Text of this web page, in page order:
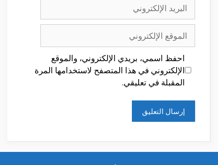
الإلكتروني
الإلكتروني
احفظ اسمي، بريدي الإلكتروني، والموقع
الإلكتروني في هذا المتصفح لاستخدامها المرة
المقبلة في تعليقي.